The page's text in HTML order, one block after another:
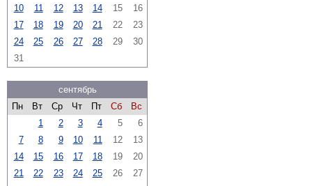
10
11 12 13 14 15
16
17
18 19 20 21 22
23
24
25 26 27 28 29
30
31
сентябрь
Пн
Вт Ср Чт Пт Сб
Вс
1
2 3 4 5
6
7
8 9 10 11 12
13
14
15 16 17 18 19
20
21
22 23 24 25 26
27